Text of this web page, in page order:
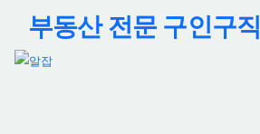
부동산 전문 구인구직